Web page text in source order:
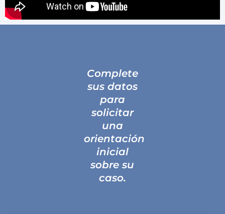
Complete
sus datos
para
solicitar
una
orientación
inicial
sobre su
caso.